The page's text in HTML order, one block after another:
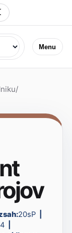
Menu
Jazyk
/
20sP
4